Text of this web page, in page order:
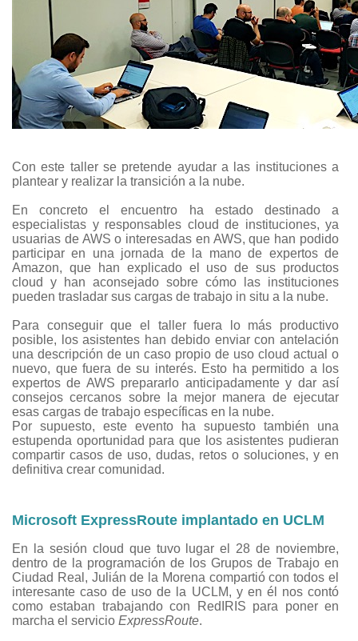
Con este taller se pretende ayudar a las instituciones a
plantear y realizar la transición a la nube.
En concreto el encuentro ha estado destinado a
especialistas y responsables cloud de instituciones, ya
usuarias de AWS o interesadas en AWS, que han podido
participar en una jornada de la mano de expertos de
Amazon, que han explicado el uso de sus productos
cloud y han aconsejado sobre cómo las instituciones
pueden trasladar sus cargas de trabajo in situ a la nube.
Para conseguir que el taller fuera lo más productivo
posible, los asistentes han debido enviar con antelación
una descripción de un caso propio de uso cloud actual o
nuevo, que fuera de su interés. Esto ha permitido a los
expertos de AWS prepararlo anticipadamente y dar así
consejos cercanos sobre la mejor manera de ejecutar
esas cargas de trabajo específicas en la nube.
Por supuesto, este evento ha supuesto también una
estupenda oportunidad para que los asistentes pudieran
compartir casos de uso, dudas, retos o soluciones, y en
definitiva crear comunidad.
Microsoft ExpressRoute implantado en UCLM
En la sesión cloud que tuvo lugar el 28 de noviembre,
dentro de la programación de los Grupos de Trabajo en
Ciudad Real, Julián de la Morena compartió con todos el
interesante caso de uso de la UCLM, y en él nos contó
como estaban trabajando con RedIRIS para poner en
marcha el servicio ExpressRoute.